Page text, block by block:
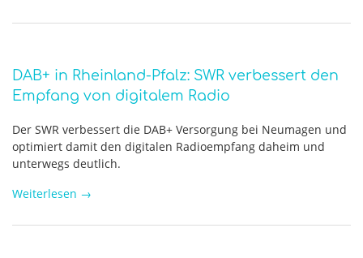
DAB+ in Rheinland-Pfalz: SWR verbessert den
Empfang von digitalem Radio
Der SWR verbessert die DAB+ Versorgung bei Neumagen und
optimiert damit den digitalen Radioempfang daheim und
unterwegs deutlich.
Weiterlesen →